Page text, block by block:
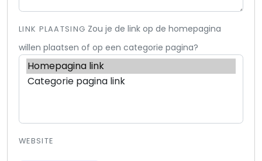
LINK PLAATSING Zou je de link op de homepagina
willen plaatsen of op een categorie pagina?
WEBSITE